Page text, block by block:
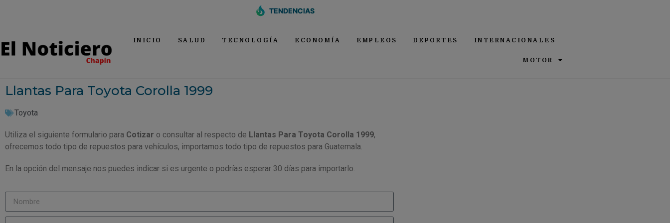
TENDENCIAS
INICIO SALUD TECNOLOGÍA ECONOMÍA EMPLEOS DEPORTES INTERNACIONALES
MOTOR
Llantas Para Toyota Corolla 1999
Toyota
Utiliza el siguiente formulario para Cotizar o consultar al respecto de Llantas Para Toyota Corolla 1999,
ofrecemos todo tipo de repuestos para vehículos, importamos todo tipo de repuestos para Guatemala.
En la opción del mensaje nos puedes indicar si es urgente o podrías esperar 30 días para importarlo.